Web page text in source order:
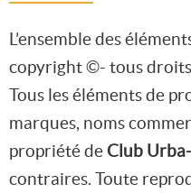
L’ensemble des
copyright ©- tous
Tous les éléments de
marques, noms
propriété deClub
contraires. Toute